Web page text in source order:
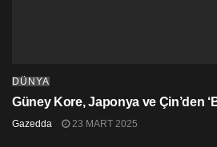
DÜNYA
Güney Kore, Japonya ve Çin’den
Gazedda 23 MART 2025